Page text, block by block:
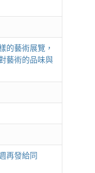
的藝術展覽，
藝術的品味與
再發給同